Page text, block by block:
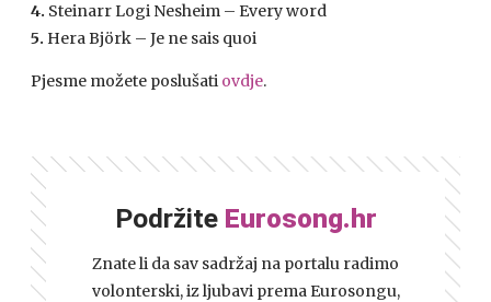
4. Steinarr Logi Nesheim – Every word
5. Hera Björk – Je ne sais quoi
Pjesme možete poslušati ovdje.
Podržite Eurosong.hr
Znate li da sav sadržaj na portalu radimo
volonterski, iz ljubavi prema Eurosongu,